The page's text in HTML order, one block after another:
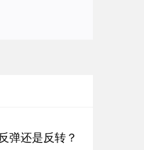
弹还是反转？